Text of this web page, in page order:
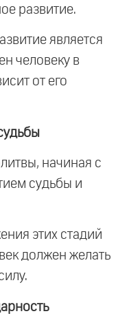
развитие.
является
человеку в
от его
начиная с
судьбы и
этих стадий
должен желать